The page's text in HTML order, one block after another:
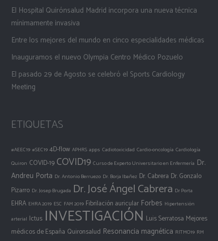
El Hospital Quirónsalud Madrid incorpora una nueva técnica
mínimamente invasiva
Entre los mejores del mundo en cinco especialidades médicas
Inauguramos el nuevo Olympia Centro Médico Pozuelo
El pasado 29 de Agosto se celebró el Sports Cardiology
Meeting
ETIQUETAS
#AEEC19 #SEC19 4D-flow APHRS apps Cadiotoxicidad Cardio-oncología Cardiología
Quiron COVID-19 COVID19 Curso de Experto Universitario en Enfermería Dr.
Andreu Porta Dr. Antonio Berruezo Dr. Borja Ibañez Dr. Cabrera Dr. Gonzalo
Pizarro Dr. Josep Brugada Dr. José Ángel Cabrera Dr Porta
EHRA EHRA 2019 ESC FAM 2019 Fibrilación auricular Forbes Hipertensión
arterial Ictus INVESTIGACIÓN Luis Serratosa Mejores
médicos de España Quironsalud Resonancia magnética RITMO19 RM